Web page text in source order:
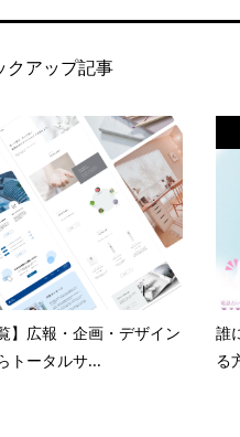
クアップ記事
】広報・企画・デザイン
トータルサ...
誰
る